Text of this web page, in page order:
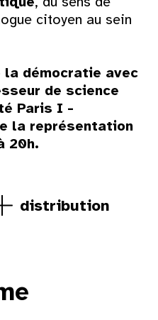
citoyen au sein
démocratie avec
de science
Paris I -
la représentation
20h.
distribution